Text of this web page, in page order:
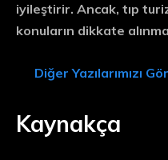
iyileştirir. Ancak, tıp
konuların dikkate
Diğer Yazılarımızı
Kaynakça